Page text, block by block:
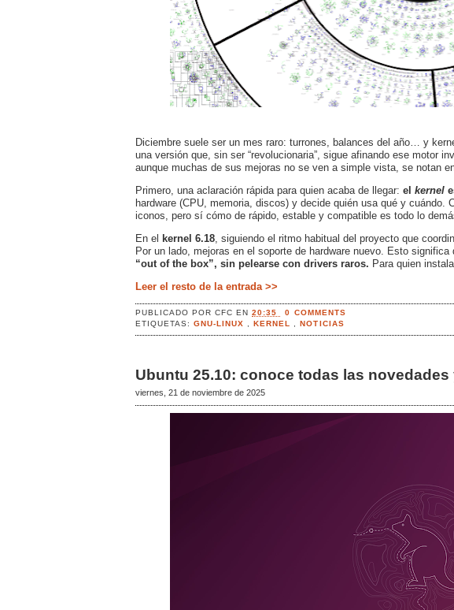
Diciembre suele ser un mes raro: turrones, balances del año… y
una versión que, sin ser “revolucionaria”, sigue afinando ese motor
aunque muchas de sus mejoras no se ven a simple vista, se notan
Primero, una aclaración rápida para quien acaba de llegar: el kernel
hardware (CPU, memoria, discos) y decide quién usa qué y cuándo.
iconos, pero sí cómo de rápido, estable y compatible es todo lo
En el kernel 6.18 , siguiendo el ritmo habitual del proyecto que
Por un lado, mejoras en el soporte de hardware nuevo. Esto significa
“out of the box”, sin pelearse con drivers raros. Para quien
Leer el resto de la entrada >>
PUBLICADO PORCFCEN20:35 0 COMMENTS
ETIQUETAS:GNU-LINUX ,KERNEL ,NOTICIAS
Ubuntu 25.10: conoce todas las
viernes, 21 de noviembre de 2025